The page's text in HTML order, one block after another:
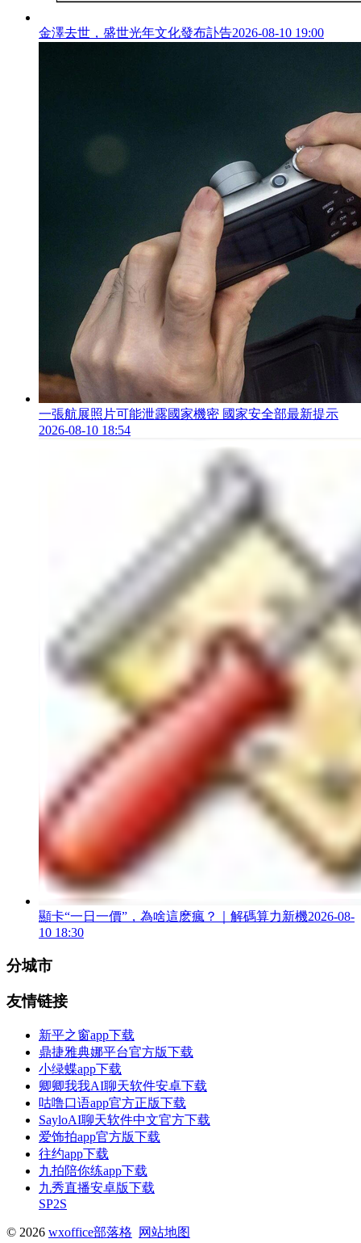
金澤去世，盛世光年文化發布訃告2026-08-10 19:00
一張航展照片可能泄露國家機密 國家安全部最新提示
2026-08-10 18:54
顯卡“一日一價”，為啥這麽瘋？｜解碼算力新機2026-08-
10 18:30
分城市
友情链接
新平之窗app下载
鼎捷雅典娜平台官方版下载
小绿蝶app下载
卿卿我我AI聊天软件安卓下载
咕噜口语app官方正版下载
SayloAI聊天软件中文官方下载
爱饰拍app官方版下载
往约app下载
九拍陪你练app下载
九秀直播安卓版下载
SP2S
© 2026 wxoffice部落格 网站地图